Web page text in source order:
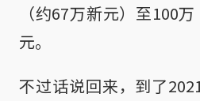
（约67万新元）至100
元。
不过话说回来，到了